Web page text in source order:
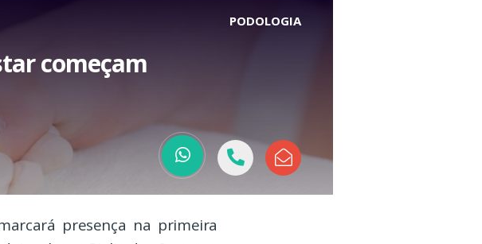
PODOLOGIA
começam
presença na primeira